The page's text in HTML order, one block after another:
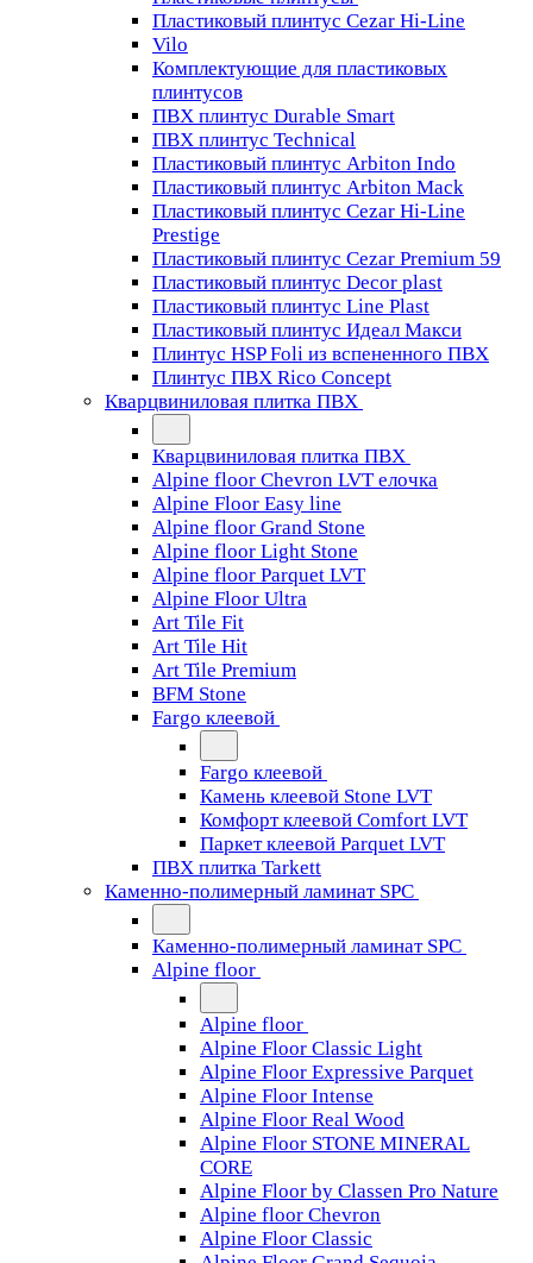
Пластиковый плинтус Cezar Hi-Line
Vilo
Комплектующие для пластиковых
плинтусов
ПВХ плинтус Durable Smart
ПВХ плинтус Technical
Пластиковый плинтус Arbiton Indo
Пластиковый плинтус Arbiton Mack
Пластиковый плинтус Cezar Hi-Line
Prestige
Пластиковый плинтус Cezar Premium 59
Пластиковый плинтус Decor plast
Пластиковый плинтус Line Plast
Пластиковый плинтус Идеал Макси
Плинтус HSP Foli из вспененного ПВХ
Плинтус ПВХ Rico Concept
Кварцвиниловая плитка ПВХ
Кварцвиниловая плитка ПВХ
Alpine floor Chevron LVT елочка
Alpine Floor Easy line
Alpine floor Grand Stone
Alpine floor Light Stone
Alpine floor Parquet LVT
Alpine Floor Ultra
Art Tile Fit
Art Tile Hit
Art Tile Premium
BFM Stone
Fargo клеевой
Fargo клеевой
Камень клеевой Stone LVT
Комфорт клеевой Comfort LVT
Паркет клеевой Parquet LVT
ПВХ плитка Tarkett
Каменно-полимерный ламинат SPC
Каменно-полимерный ламинат SPC
Alpine floor
Alpine floor
Alpine Floor Classic Light
Alpine Floor Expressive Parquet
Alpine Floor Intense
Alpine Floor Real Wood
Alpine Floor STONE MINERAL
CORE
Alpine Floor by Classen Pro Nature
Alpine floor Chevron
Alpine Floor Classic